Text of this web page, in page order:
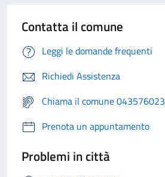
Contatta il comune
Leggi le domande frequenti
Richiedi Assistenza
Chiama il comune 043576023
Prenota un appuntamento
Problemi in città